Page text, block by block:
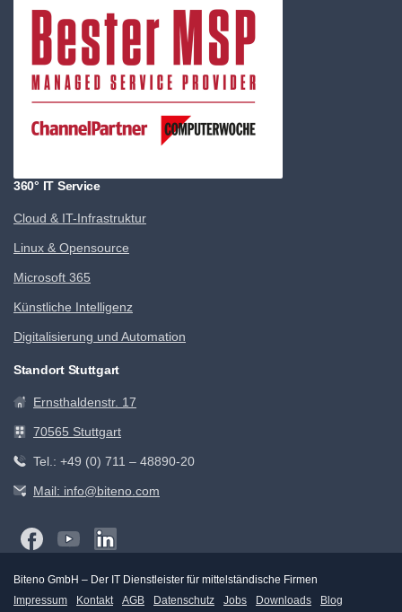
360° IT Service
Cloud & IT-Infrastruktur
Linux & Opensource
Microsoft 365
Künstliche Intelligenz
Digitalisierung und Automation
Standort Stuttgart
Ernsthaldenstr. 17
70565 Stuttgart
Tel.: +49 (0) 711 – 48890-20
Mail: info@biteno.com
Biteno GmbH – Der IT Dienstleister für mittelständische Firmen
Impressum
Kontakt AGB Datenschutz Jobs Downloads Blog